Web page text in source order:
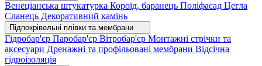
Венеціанська штукатурка Короїд, баранець Поліфасад Цегла
Сланець Декоративний камінь
Підпокрівельні плівки та мембрани
Гідробар'єр Паробар'єр Вітробар'єр Монтажні стрічки та
аксесуари Дренажні та профільовані мембрани Відсічна
гідроізоляція